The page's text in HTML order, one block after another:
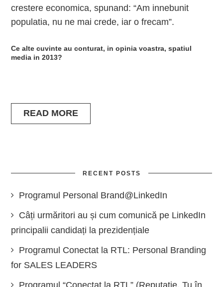
crestere economica, spunand: “Am innebunit
populatia, nu ne mai crede, iar o frecam”.
Ce alte cuvinte au conturat, in opinia voastra, spatiul
media in 2013?
READ MORE
RECENT POSTS
Programul Personal Brand@LinkedIn
Câți urmăritori au și cum comunică pe LinkedIn
principalii candidați la prezidențiale
Programul Conectat la RTL: Personal Branding
for SALES LEADERS